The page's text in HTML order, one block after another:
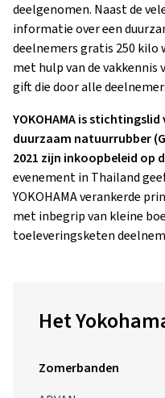
deelgenomen. Naast de
informatie over een
deelnemers gratis 250 kilo
met hulp van de vakkennis
gift die door alle
YOKOHAMA is
duurzaam natuurrubber
2021 zijn inkoopbeleid op
evenement in Thailand
YOKOHAMA verankerde
met inbegrip van kleine
toeleveringsketen
Het
Zomerbanden